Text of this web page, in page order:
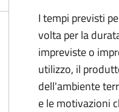
I tempi previsti
volta per la
impreviste o
utilizzo, il
dell'ambiente
e le motivazioni